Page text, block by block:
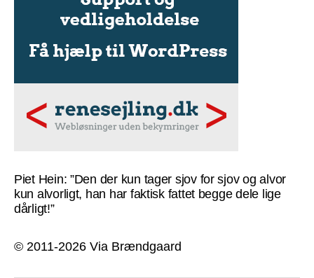
Piet Hein: ”Den der kun tager sjov for sjov og alvor
kun alvorligt, han har faktisk fattet begge dele lige
dårligt!”
© 2011-2026 Via Brændgaard